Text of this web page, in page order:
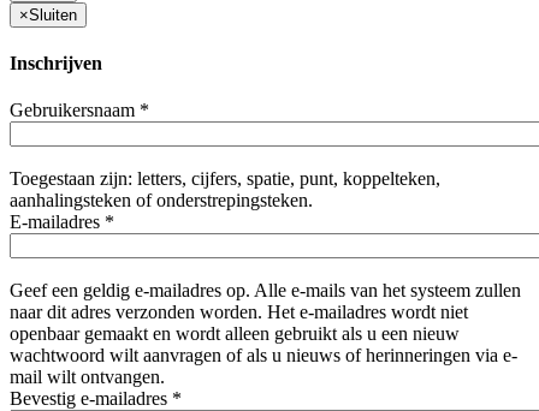
×Sluiten
Inschrijven
Gebruikersnaam *
Toegestaan zijn: letters, cijfers, spatie, punt, koppelteken,
aanhalingsteken of onderstrepingsteken.
E-mailadres *
Geef een geldig e-mailadres op. Alle e-mails van het systeem zullen
naar dit adres verzonden worden. Het e-mailadres wordt niet
openbaar gemaakt en wordt alleen gebruikt als u een nieuw
wachtwoord wilt aanvragen of als u nieuws of herinneringen via e-
mail wilt ontvangen.
Bevestig e-mailadres *